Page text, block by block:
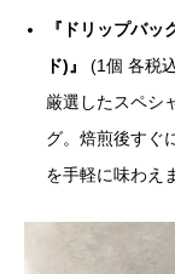
『ドリップバ
ド)』
(1個 各税
厳選したスペシ
グ。焙煎後すぐ
を手軽に味わえ